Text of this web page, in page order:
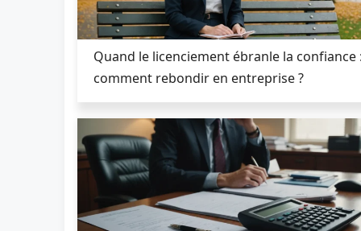
Quand le licenciement ébranle la confiance
comment rebondir en entreprise ?